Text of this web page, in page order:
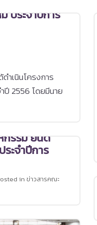
ประจำปีการ
ำเนินโครงการ
ปี 2556 โดยมีนาย
รรม ยินดี
ะจำปีการ
in ข่าวสารคณะ